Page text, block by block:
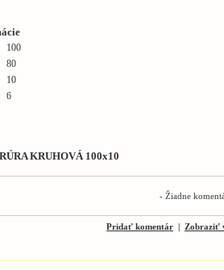
100
80
10
6
KRUHOVÁ 100x10
- Žiadne
Pridať komentár | Zobraziť